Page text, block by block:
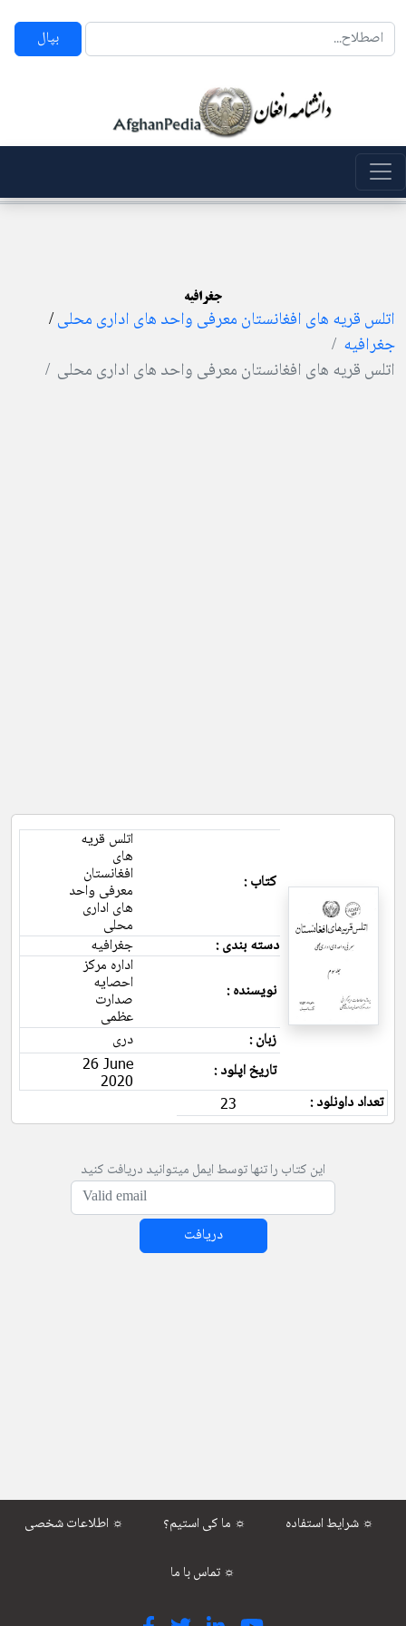
بپال
جغرافیه
اتلس قریه های افغانستان معرفی واحد های اداری محلی/
جغرافیه
اتلس قریه های افغانستان معرفی واحد های اداری محلی
کتاب :
اتلس قریه
های
افغانستان
معرفی واحد
های اداری
محلی
دسته بندی :
جغرافیه
نویسنده :
اداره مرکز
احصایه
صدارت
عظمی
زبان :
دری
تاریخ اپلود :
26 June
2020
تعداد داونلود : 23
این کتاب را تنها توسط ایمل میتوانید دریافت کنید
دریافت
اطلاعات شخصی ☼ ما کی استیم؟ ☼ شرایط استفاده ☼
تماس با ما ☼